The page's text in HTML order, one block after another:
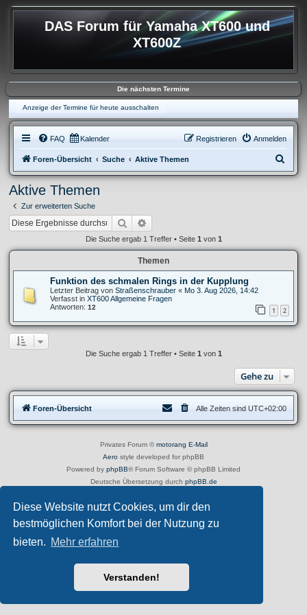
Diese Website nutzt Cookies, um dir den
bestmöglichen Komfort bei der Nutzung zu
bieten. Mehr erfahren
Verstanden!
DAS Forum für Yamaha XT600 und
XT600Z
Die nächsten Termine
Anzeige der Termine für heute ausschalten
FAQ Kalender Anmelden
Registrieren
Foren-Übersicht Suche Aktive Themen
u
Aktive Themen
Zur erweiterten Suche
Suche
Die Suche ergab 1 Treffer • Seite 1 von 1
Themen
Funktion des schmalen Rings in der Kupplung
Letzter Beitrag von Straßenschrauber « Mo 3. Aug 2026, 14:42
Verfasst in XT600 Allgemeine Fragen
Antworten: 12 1 2
Die Suche ergab 1 Treffer • Seite 1 von 1
Gehe zu
Foren-Übersicht Alle Zeiten sind UTC+02:00
Privates Forum ©motorang E-Mail
Aero style developed for phpBB
Powered by phpBB® Forum Software © phpBB Limited
Deutsche Übersetzung durch phpBB.de